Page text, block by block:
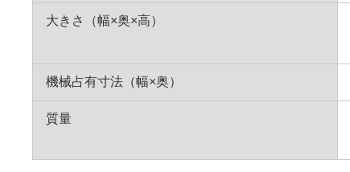
大きさ（幅×奥×高）
機械占有寸法（幅×奥）
質量